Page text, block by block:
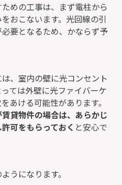
めの工事は、まず電柱から
おこないます。光回線の引
要となるため、かならず予
、室内の壁に光コンセント
ては外壁に光ファイバーケ
あける可能性があります。
貸物件の場合は、あらかじ
可をもらっておく と安心で
うになります。